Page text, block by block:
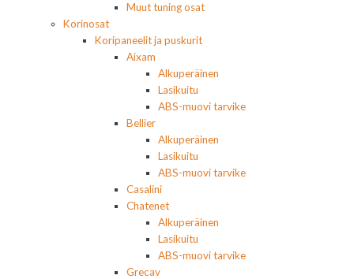
Muut tuning osat
Korinosat
Koripaneelit ja puskurit
Aixam
Alkuperäinen
Lasikuitu
ABS-muovi tarvike
Bellier
Alkuperäinen
Lasikuitu
ABS-muovi tarvike
Casalini
Chatenet
Alkuperäinen
Lasikuitu
ABS-muovi tarvike
Grecav